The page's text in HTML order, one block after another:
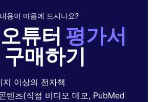
용이 마음에 드시나요?
튜터 평가서
매하기
이상의 전자책
텐츠(직접 비디오 데모, PubMed